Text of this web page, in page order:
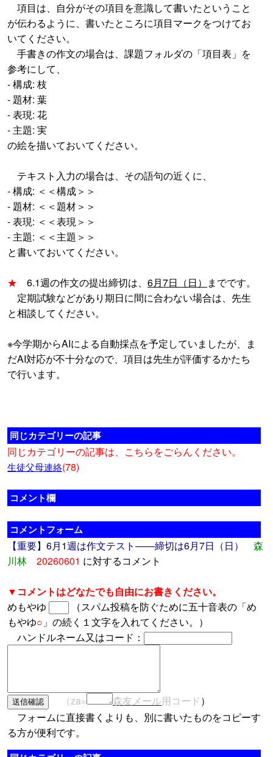
項目は、自分がその項目を意識して書いたということ
が伝わるように、書いたところに項目マークをつけてお
いてください。
手書きの作文の場合は、課題フォルダの「項目表」を
参考にして、
- 構成: 枝
- 題材: 葉
- 表現: 花
- 主題: 実
の絵を描いておいてください。
テキスト入力の場合は、その語句の近くに、
- 構成: ＜＜構成＞＞
- 題材: ＜＜題材＞＞
- 表現: ＜＜表現＞＞
- 主題: ＜＜主題＞＞
と書いておいてください。
★ 6.1週の作文の提出締切は、 6月7日（日） までです。
定期試験などがあり期日に間に合わない場合は、先生
と相談してください。
※今学期からAIによる自動採点を予定していましたが、ま
だAI対応が不十分なので、項目は先生が評価するかたち
で行います。
同じカテゴリーの記事
同じカテゴリーの記事は、こちらをごらんください。
生徒父母連絡(78)
コメント欄
コメントフォーム
【重要】6月1週は作文テスト――締切は6月7日（日）
森
川林
20260601 に対するコメント
▼コメントはどなたでも自由にお書きください。
めもやゆ
（スパム投稿を防ぐために五十音表の「め
もやゆ○ 」の続く１文字を入れてください。）
ハンドルネーム又はコード：
（za= 森友メール用コード）
フォームに直接書くよりも、別に書いたものをコピーす
る方が便利です。